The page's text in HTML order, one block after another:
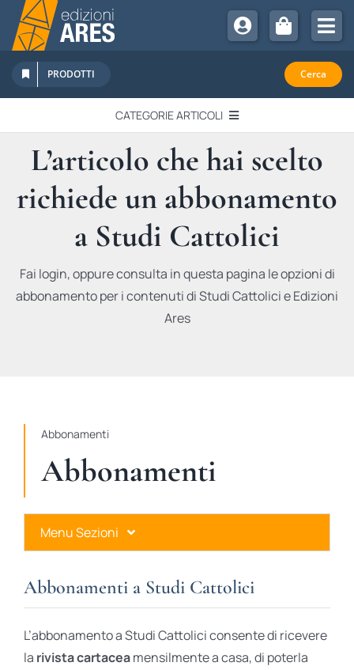
Salta
contenuto
Chi Siamo
Sostienici
Abbonamenti
Promozioni
Newsletter
PRODOTTI Cerca
CATEGORIE ARTICOLI
EDITORIALI
IN QUESTO NUMERO
RECENSIONI
L’articolo che hai scelto
richiede un abbonamento
a Studi Cattolici
Fai login, oppure consulta in questa pagina le opzioni di
abbonamento per i contenuti di Studi Cattolici e Edizioni
Ares
Abbonamenti
Abbonamenti
Menu Sezioni
Ares Gold
Ares Digital
Abbonamenti a Studi Cattolici
L’abbonamento a Studi Cattolici consente di ricevere
la rivista cartaceamensilmente a casa, di poterla